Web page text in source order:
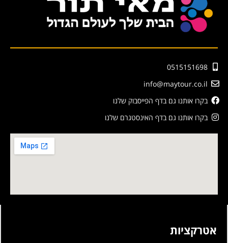
0515151698
info@maytour.co.il
בקרו אותנו גם בדף הפייסבוק שלנו
בקרו אותנו גם בדף האינסטגרם שלנו
אטרקציות